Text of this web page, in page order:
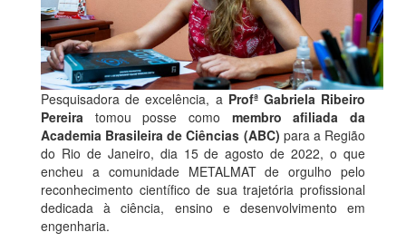
Pesquisadora de excelência, a Profª Gabriela Ribeiro
Pereira tomou posse como membro afiliada da
Academia Brasileira de Ciências (ABC) para a Região
do Rio de Janeiro, dia 15 de agosto de 2022, o que
encheu a comunidade METALMAT de orgulho pelo
reconhecimento científico de sua trajetória profissional
dedicada à ciência, ensino e desenvolvimento em
engenharia.